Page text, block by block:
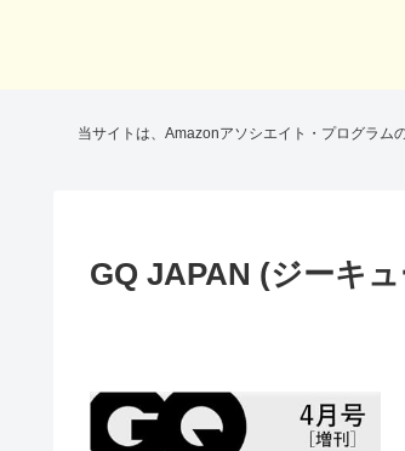
当サイトは、Amazonアソシエイト・プログラム
GQ JAPAN (ジーキ